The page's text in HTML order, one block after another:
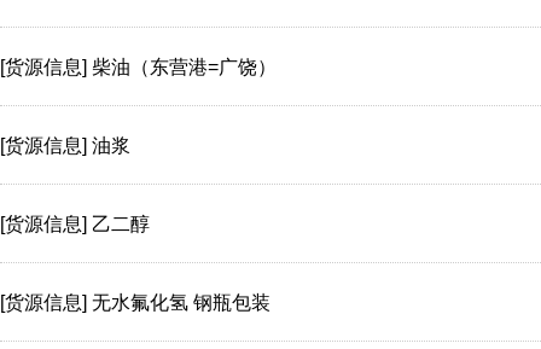
[货源信息] 柴油（东营港=广饶）
[货源信息] 油浆
[货源信息] 乙二醇
[货源信息] 无水氟化氢 钢瓶包装